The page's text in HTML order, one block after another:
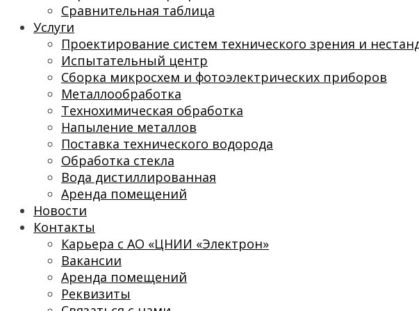
Сравнительная таблица
Услуги
Проектирование систем технического зрения и
Испытательный центр
Сборка микросхем и фотоэлектрических приборов
Металлообработка
Технохимическая обработка
Напыление металлов
Поставка технического водорода
Обработка стекла
Вода дистиллированная
Аренда помещений
Новости
Контакты
Карьера с АО «ЦНИИ «Электрон»
Вакансии
Аренда помещений
Реквизиты